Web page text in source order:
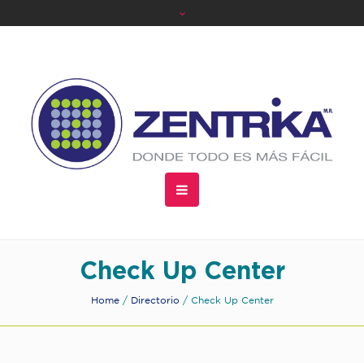
Check Up Center
Home / Directorio / Check Up Center